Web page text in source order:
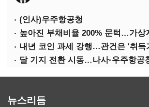
(인사)우주항공청
달 기지 전환 시동…나사·우주항공
뉴스리듬